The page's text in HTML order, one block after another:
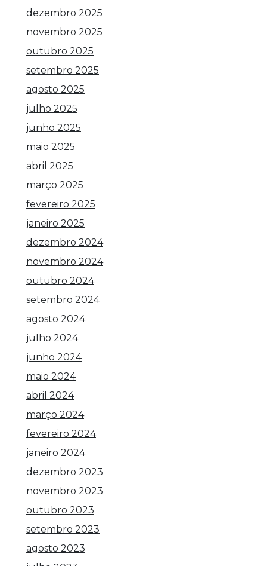
dezembro 2025
novembro 2025
outubro 2025
setembro 2025
agosto 2025
julho 2025
junho 2025
maio 2025
abril 2025
março 2025
fevereiro 2025
janeiro 2025
dezembro 2024
novembro 2024
outubro 2024
setembro 2024
agosto 2024
julho 2024
junho 2024
maio 2024
abril 2024
março 2024
fevereiro 2024
janeiro 2024
dezembro 2023
novembro 2023
outubro 2023
setembro 2023
agosto 2023